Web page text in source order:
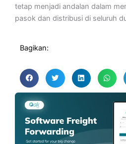
tetap menjadi andalan dalam
pasok dan distribusi di seluruh
Bagikan: